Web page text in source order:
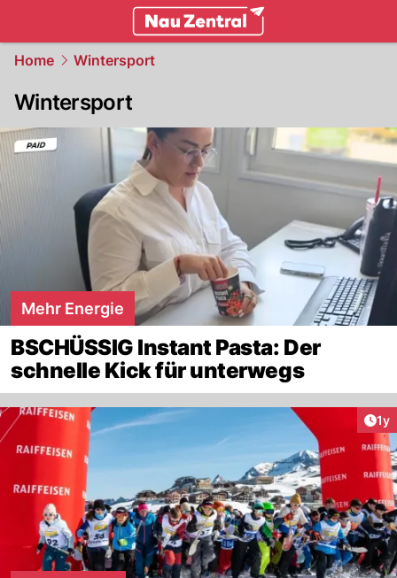
Home Wintersport
Wintersport
Mehr Energie
BSCHÜSSIG Instant Pasta: Der
schnelle Kick für unterwegs
1y